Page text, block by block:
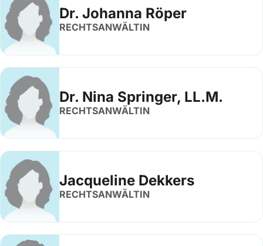
Dr. Johanna Röper
RECHTSANWÄLTIN
Dr. Nina Springer, LL.M.
RECHTSANWÄLTIN
Jacqueline Dekkers
RECHTSANWÄLTIN